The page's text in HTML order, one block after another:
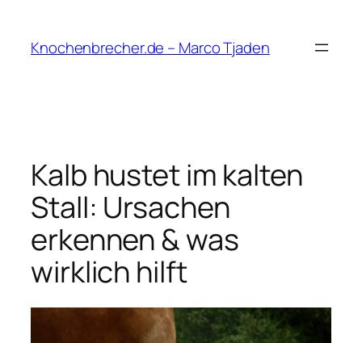
springen
Knochenbrecher.de – Marco Tjaden
Kalb hustet im kalten
Stall: Ursachen
erkennen & was
wirklich hilft